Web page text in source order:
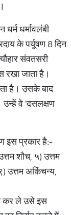
धर्मावलंबी
के पर्यूषण 8 दिन
संवतसरी
रखा जाता है।
है। उसके बाद
उन्हें वे 'दसलक्षण
इस प्रकार है:-
शौच, ५) उत्तम
उत्तम अकिंचन्य,
कर ले उसे इस